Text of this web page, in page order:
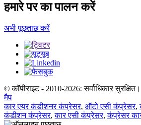
हमारे पर का पालन करें
अभी पूछताछ करें
© कॉपीराइट - 2010-2026: सर्वाधिकार सुरक्षित।
मैप
कार एयर कंडीशनर कंप्रेसर, ऑटो एसी कंप्रेसर,
कंडीशन कंप्रेसर,कार एसी कंप्रेसर,कंप्रेसर